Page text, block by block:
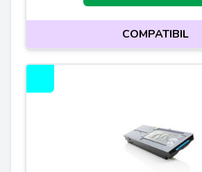
COMPATIBIL